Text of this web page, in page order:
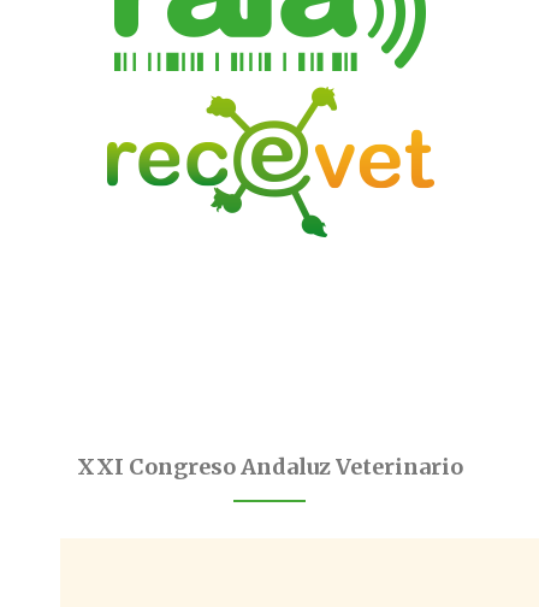
XXI Congreso Andaluz Veterinario